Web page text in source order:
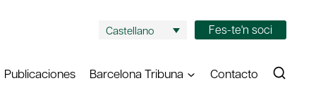
Castellano Fes-te'n soci
Publicaciones Barcelona Tribuna Contacto